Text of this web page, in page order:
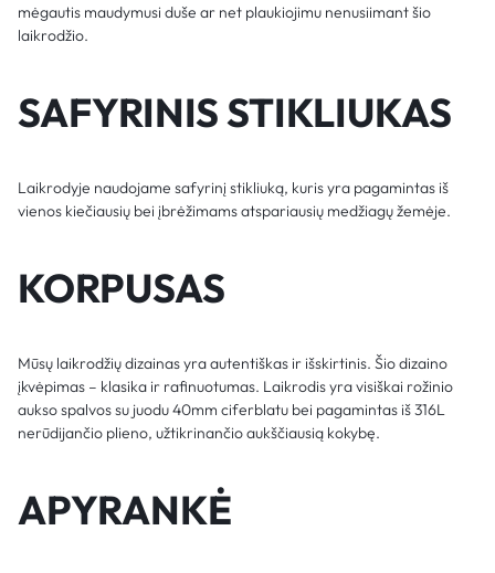
mėgautis maudymusi duše ar net plaukiojimu nenusiimant šio
laikrodžio.
SAFYRINIS STIKLIUKAS
Laikrodyje naudojame safyrinį stikliuką, kuris yra pagamintas iš
vienos kiečiausių bei įbrėžimams atspariausių medžiagų žemėje.
KORPUSAS
Mūsų laikrodžių dizainas yra autentiškas ir išskirtinis. Šio dizaino
įkvėpimas – klasika ir rafinuotumas. Laikrodis yra visiškai rožinio
aukso spalvos su juodu 40mm ciferblatu bei pagamintas iš 316L
nerūdijančio plieno, užtikrinančio aukščiausią kokybę.
APYRANKĖ